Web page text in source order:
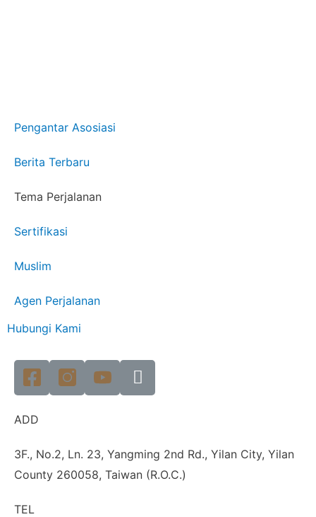
Pengantar Asosiasi
Berita Terbaru
Tema Perjalanan
Sertifikasi
Muslim
Agen Perjalanan
Hubungi Kami
ADD
3F., No.2, Ln. 23, Yangming 2nd Rd., Yilan City, Yilan
County 260058, Taiwan (R.O.C.)
TEL